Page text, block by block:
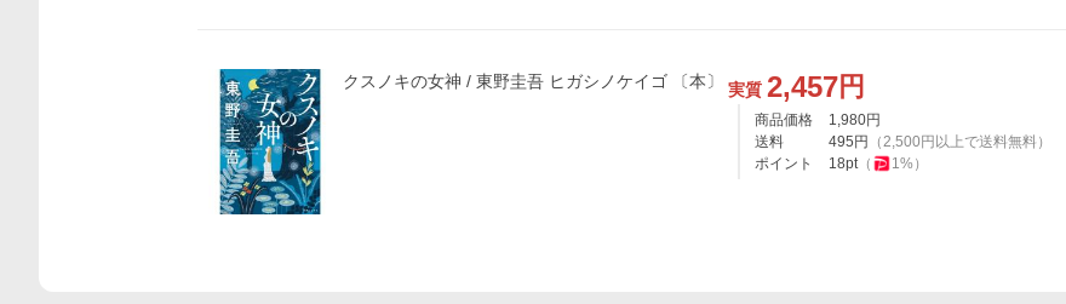
クスノキの女神 / 東野圭吾 ヒガシノケイゴ 〔本〕 実質 2,457円
商品価格 1,980円
送料
495 円 （2,500 円以上で送料無料）
ポイント
18pt（ 1%）